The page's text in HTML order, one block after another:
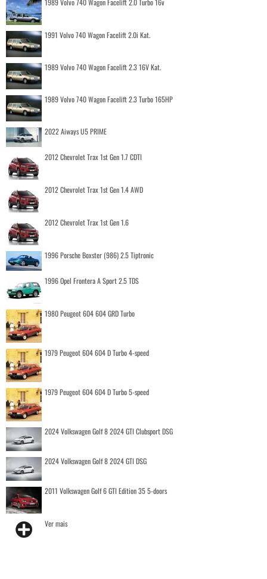
1991 Volvo 740 Wagon Facelift 2.0i Kat.
1989 Volvo 740 Wagon Facelift 2.3 16V Kat.
1989 Volvo 740 Wagon Facelift 2.3 Turbo 165HP
2022 Aiways U5 PRIME
2012 Chevrolet Trax 1st Gen 1.7 CDTI
2012 Chevrolet Trax 1st Gen 1.4 AWD
2012 Chevrolet Trax 1st Gen 1.6
1996 Porsche Boxster (986) 2.5 Tiptronic
1996 Opel Frontera A Sport 2.5 TDS
1980 Peugeot 604 604 GRD Turbo
1979 Peugeot 604 604 D Turbo 4-speed
1979 Peugeot 604 604 D Turbo 5-speed
2024 Volkswagen Golf 8 2024 GTI Clubsport DSG
2024 Volkswagen Golf 8 2024 GTI DSG
2011 Volkswagen Golf 6 GTI Edition 35 5-doors
Ver mais